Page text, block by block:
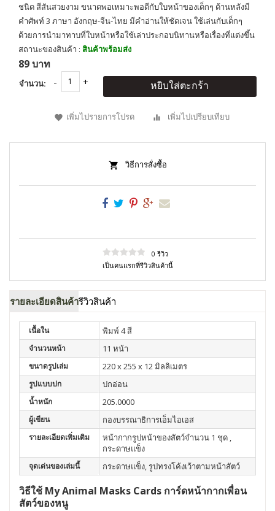
ชนิด สีสันสวยงาม ขนาดพอเหมาะพอดีกับใบหน้าของเด็กๆ ด้านหลังมี
คำศัพท์ 3 ภาษา อังกฤษ-จีน-ไทย มีคำอ่านให้ชัดเจน ใช้เล่นกับเด็กๆ
ด้วยการนำมาทาบที่ใบหน้าหรือใช้เล่าประกอบนิทานหรือเรื่องที่แต่งขึ้น
สถานะของสินค้า : สินค้าพร้อมส่ง
89 บาท
จำนวน: หยิบใส่ตะกร้า
เพิ่มไปรายการโปรด เพิ่มไปเปรียบเทียบ
วิธีการสั่งซื้อ
0 รีวิว
เป็นคนแรกที่รีวิวสินค้านี้
รายละเอียดสินค้ารีวิวสินค้า
เนื้อใน พิมพ์ 4 สี
จำนวนหน้า 11 หน้า
ขนาดรูปเล่ม 220 x 255 x 12 มิลลิเมตร
รูปแบบปก ปกอ่อน
น้ำหนัก 205.0000
ผู้เขียน กองบรรณาธิการเอ็มไอเอส
รายละเอียดเพิ่มเติม
หน้ากากรูปหน้าของสัตว์จำนวน 1 ชุด ,
กระดาษแข็ง
จุดเด่นของเล่มนี้ กระดาษแข็ง, รูปทรงโค้งเว้าตามหน้าสัตว์
วิธีใช้ My Animal Masks Cards การ์ดหน้ากากเพื่อน
สัตว์ของหนู